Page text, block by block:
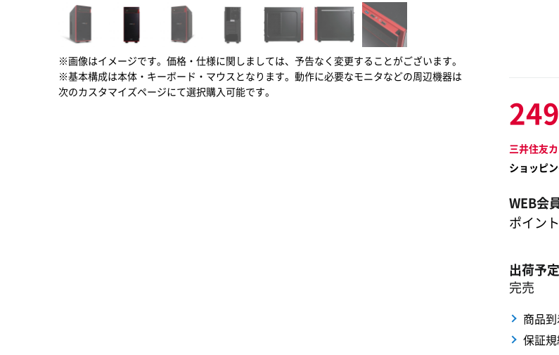
※画像はイメージです。価格・仕様に関しましては、予告なく変更することがございます。
※基本構成は本体・キーボード・マウスとなります。動作に必要なモニタなどの周辺機器は
次のカスタマイズページにて選択購入可能です。
三井住友
ショッピ
WEB会
ポイン
出荷予定
完売
商品
保証